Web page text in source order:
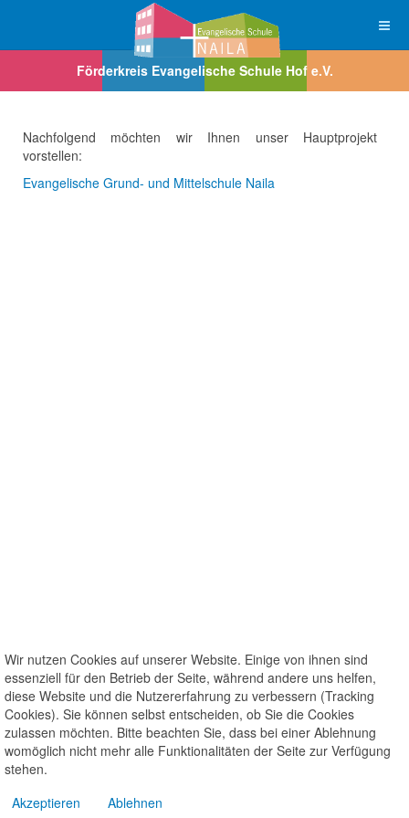
Nachfolgend möchten wir Ihnen unser Hauptprojekt
vorstellen:
Evangelische Grund- und Mittelschule Naila
Wir nutzen Cookies auf unserer Website. Einige von ihnen sind
essenziell für den Betrieb der Seite, während andere uns helfen,
diese Website und die Nutzererfahrung zu verbessern (Tracking
Cookies). Sie können selbst entscheiden, ob Sie die Cookies
zulassen möchten. Bitte beachten Sie, dass bei einer Ablehnung
womöglich nicht mehr alle Funktionalitäten der Seite zur Verfügung
stehen.
Akzeptieren
Ablehnen